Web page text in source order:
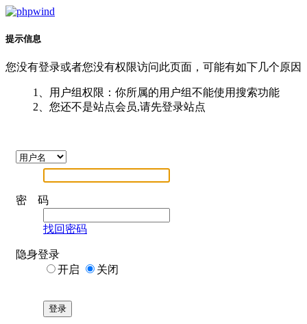
提示信息
您没有登录或者您没有权限访问此页面，可能有如下几个原因
1、用户组权限：你所属的用户组不能使用搜索功能
2、您还不是站点会员,请先登录站点
密 码
找回密码
隐身登录
开启
关闭
登录